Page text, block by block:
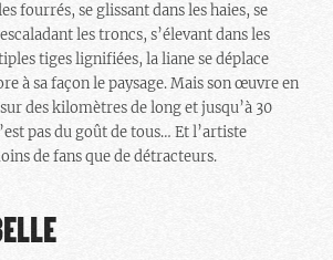
fourrés, se glissant dans les haies, se
les troncs, s’élevant dans les
tiges lignifiées, la liane se déplace
à sa façon le paysage. Mais son œuvre en
des kilomètres de long et jusqu’à 30
pas du goût de tous… Et l’artiste
de fans que de détracteurs.